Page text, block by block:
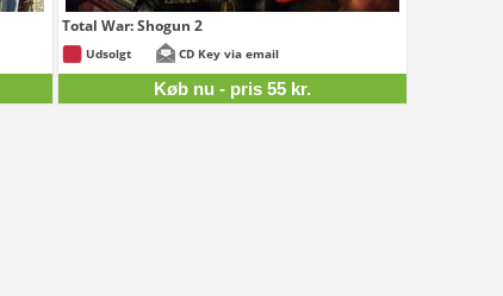
Total War: Shogun 2
Udsolgt CD Key via email
Køb nu - pris 55 kr.